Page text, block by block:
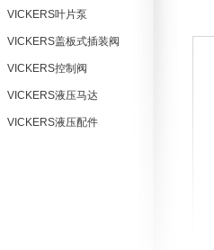
VICKERS叶片泵
VICKERS盖板式插装阀
VICKERS控制阀
VICKERS液压马达
VICKERS液压配件